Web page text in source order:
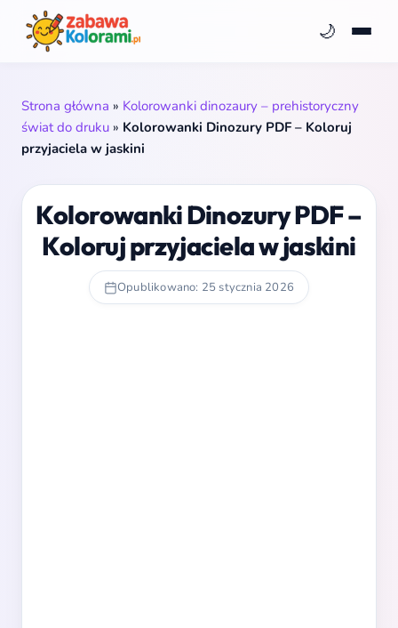
🌙
Strona główna » Kolorowanki dinozaury – prehistoryczny
świat do druku » Kolorowanki Dinozury PDF – Koloruj
przyjaciela w jaskini
Kolorowanki Dinozury PDF –
Koloruj przyjaciela w jaskini
Opublikowano: 25 stycznia 2026